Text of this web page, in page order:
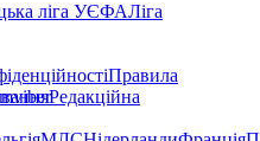
ліга УЄФАЛіга
Правила
Редакційна
viber